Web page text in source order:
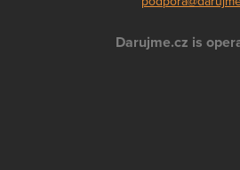
Darujme.cz is